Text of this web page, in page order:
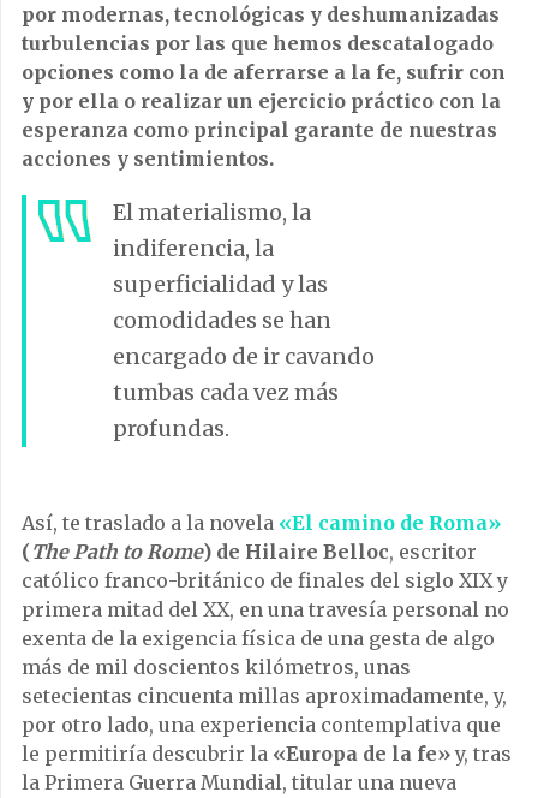
por modernas, tecnológicas y deshumanizadas
turbulencias por las que hemos descatalogado
opciones como la de aferrarse a la fe, sufrir con
y por ella o realizar un ejercicio práctico con la
esperanza como principal garante de nuestras
acciones y sentimientos.
El materialismo, la
indiferencia, la
superficialidad y las
comodidades se han
encargado de ir cavando
tumbas cada vez más
profundas.
Así, te traslado a la novela «El camino de Roma»
( The Path to Rome) de Hilaire Belloc, escritor
católico franco-británico de finales del siglo XIX y
primera mitad del XX, en una travesía personal no
exenta de la exigencia física de una gesta de algo
más de mil doscientos kilómetros, unas
setecientas cincuenta millas aproximadamente, y,
por otro lado, una experiencia contemplativa que
le permitiría descubrir la «Europa de la fe»y, tras
la Primera Guerra Mundial, titular una nueva